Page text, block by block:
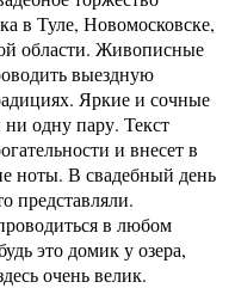
в Туле, Новомосковске,
области. Живописные
выездную
Яркие и сочные
одну пару. Текст
и внесет в
ноты. В свадебный день
представляли.
в любом
это домик у озера,
очень велик.